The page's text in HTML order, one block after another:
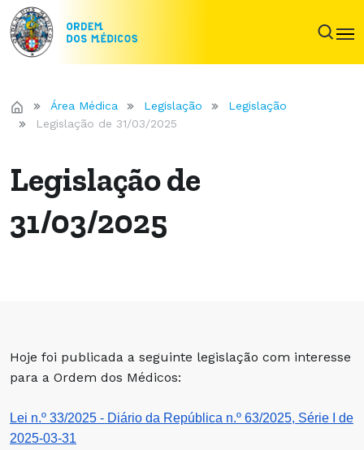
Área Médica Legislação
Legislação
Legislação de 31/03/2025
Legislação de
31/03/2025
Hoje foi publicada a seguinte legislação com interesse
para a Ordem dos Médicos:
Lei n.º 33/2025 - Diário da República n.º 63/2025, Série I de
2025-03-31